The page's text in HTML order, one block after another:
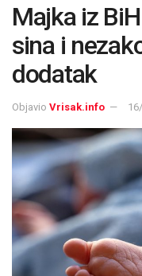
Majka iz
sina i
dodatak
Objavio Vrisak.info